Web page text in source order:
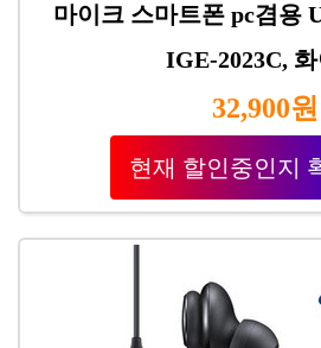
마이크 스마트폰 pc겸용
IGE-2023C,
32,900원
현재 할인중인지